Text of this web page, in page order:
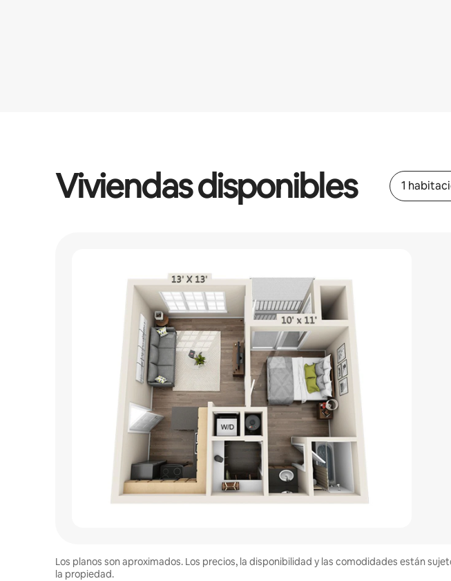
Viviendas disponibles 1
Los planos son aproximados. Los precios, la disponibilidad y las comodidades están
la propiedad.